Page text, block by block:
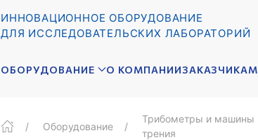
ИННОВАЦИОННОЕ ОБОРУДОВАНИЕ
ДЛЯ ИССЛЕДОВАТЕЛЬСКИХ ЛАБОРАТОРИЙ
ОБОРУДОВАНИЕ О КОМПАНИИЗАКАЗЧИКАМ
Оборудование
Трибометры и машины
трения